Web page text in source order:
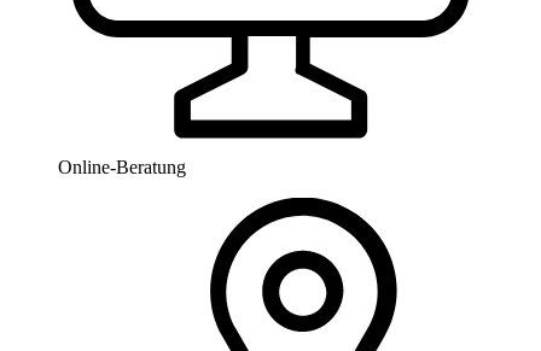
Online-Beratung